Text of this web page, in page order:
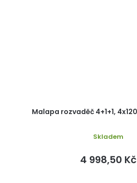
Malapa rozvaděč 4+1+1,
Skladem
4 998,50 Kč